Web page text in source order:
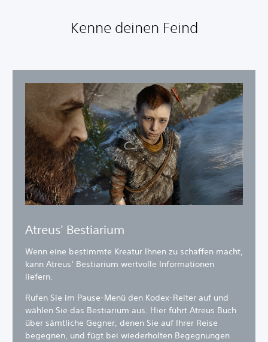
Kenne deinen Feind
Atreus' Bestiarium
Wenn eine bestimmte Kreatur Ihnen zu schaffen macht,
kann Atreus‘ Bestiarium wertvolle Informationen
liefern.
Rufen Sie im Pause-Menü den Kodex-Reiter auf und
wählen Sie das Bestiarium aus. Hier führt Atreus Buch
über sämtliche Gegner, denen Sie auf Ihrer Reise
begegnen, und fügt bei wiederholten Begegnungen